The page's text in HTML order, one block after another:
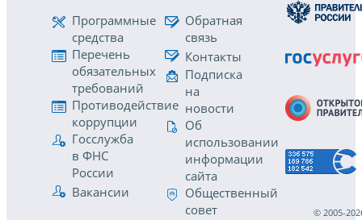
Программные
средства
Перечень
обязательных
требований
Противодействие
коррупции
Госслужба
в ФНС
России
Вакансии
Обратная
связь
Контакты
Подписка
на
новости
Об
использовании
информации
сайта
Общественный
совет
© 2005-